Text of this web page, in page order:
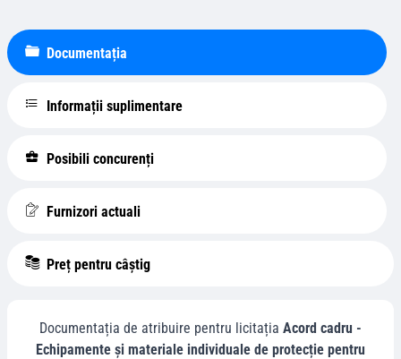
Documentația
Informații suplimentare
Posibili concurenți
Furnizori actuali
Preț pentru câștig
Documentația de atribuire pentru licitația Acord cadru -
Echipamente și materiale individuale de protecție pentru